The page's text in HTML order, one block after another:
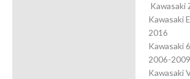
Kawasaki
Kawasaki
2016
Kawasaki
2006-2009
Kawasaki